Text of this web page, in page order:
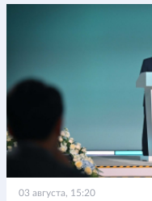
03 августа, 15:20